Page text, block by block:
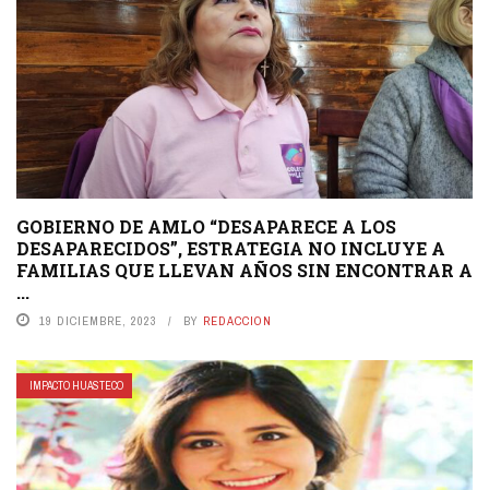
GOBIERNO DE AMLO “DESAPARECE A LOS
DESAPARECIDOS”, ESTRATEGIA NO INCLUYE A
FAMILIAS QUE LLEVAN AÑOS SIN ENCONTRAR A
...
19 DICIEMBRE, 2023 BY REDACCION
IMPACTO HUASTECO